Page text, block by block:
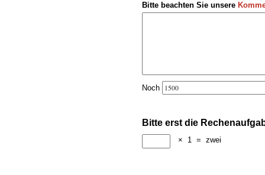
Bitte beachten Sie unsere
Noch
Bitte erst die
× 1 = zwei